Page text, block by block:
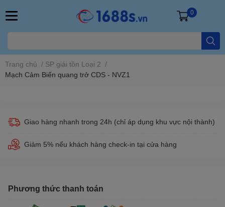
0
Trang chủ / SP giải tồn Loại 2 /
Mạch Cảm Biến quang trở CDS - NVZ1
Giao hàng nhanh trong 24h (chỉ áp dụng khu vực nội thành)
Giảm 5% nếu khách hàng check-in tại cửa hàng
Phương thức thanh toán